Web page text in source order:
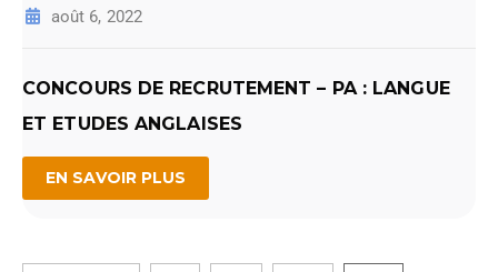
août 6, 2022
CONCOURS DE RECRUTEMENT – PA : LANGUE
ET ETUDES ANGLAISES
EN SAVOIR PLUS